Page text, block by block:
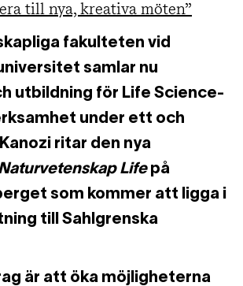
till nya, kreativa möten”
fakulteten vid
samlar nu
utbildning för Life Science-
under ett och
ritar den nya
Lifepå
som kommer att ligga i
till Sahlgrenska
är att öka möjligheterna